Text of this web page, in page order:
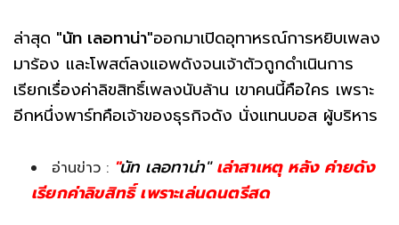
ล่าสุด "นัท เลอทาน่า"ออกมาเปิดอุทาหรณ์การหยิบเพลง
มาร้อง และโพสต์ลงแอพดังจนเจ้าตัวถูกดำเนินการ
เรียกเรื่องค่าลิขสิทธิ์เพลงนับล้าน เขาคนนี้คือใคร เพราะ
อีกหนึ่งพาร์ทคือเจ้าของธุรกิจดัง นั่งแทนบอส ผู้บริหาร
อ่านข่าว : "นัท เลอทาน่า"เล่าสาเหตุ หลัง ค่ายดัง
เรียกค่าลิขสิทธิ์ เพราะเล่นดนตรีสด